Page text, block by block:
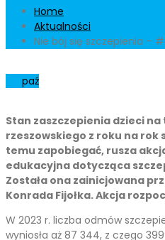
Home
Aktualności
Nie bój się szczepienia –
paź
Stan zaszczepienia dzieci
rzeszowskiego z roku na rok
temu zapobiegać, rusza
edukacyjna dotycząca
Została ona zainicjowana
Konrada Fijołka. Akcja
W 2023 r. liczba odmów
wyniosła aż 87 344, z czego